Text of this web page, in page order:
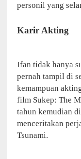
personil yang
Karir Akting
Ifan tidak hanya
pernah tampil di
kemampuan
film Sukep: The
tahun kemudian
menceritakan
Tsunami.